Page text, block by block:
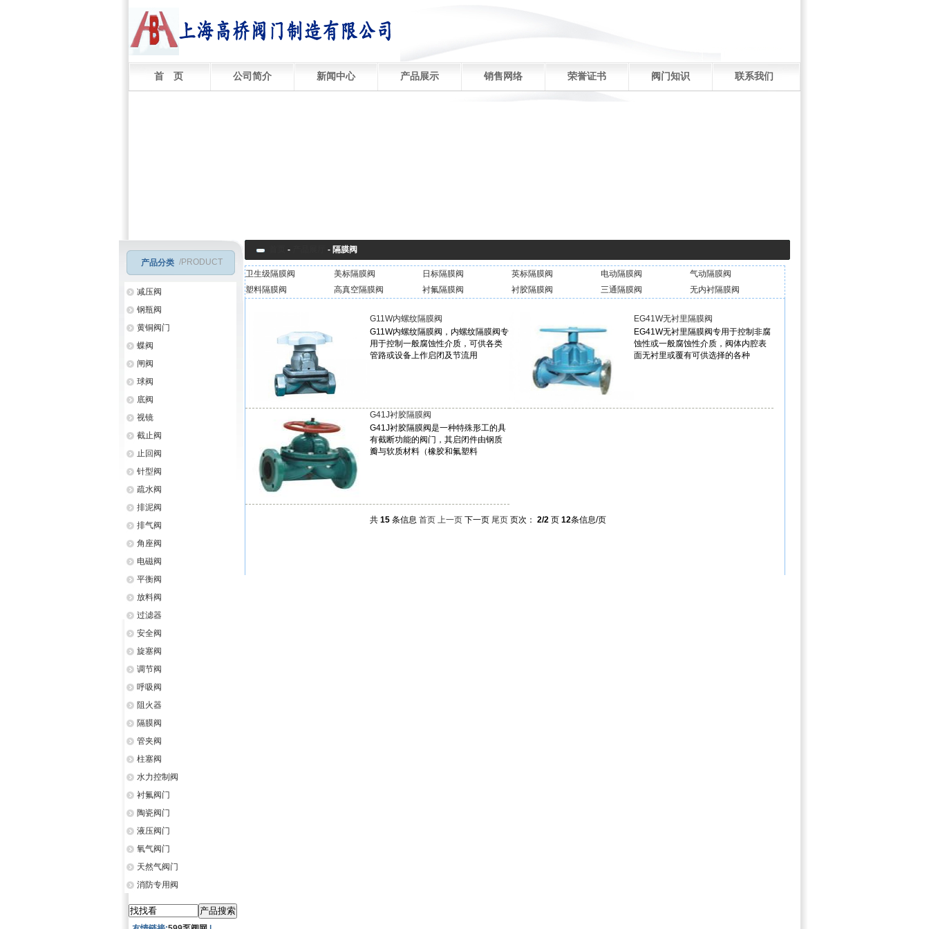
首 页 公司简介 新闻中心 产品展示 销售网络 荣誉证书 阀门知识 联系我们
产品分类 /PRODUCT
减压阀
钢瓶阀
黄铜阀门
蝶阀
闸阀
球阀
底阀
视镜
截止阀
止回阀
针型阀
疏水阀
排泥阀
排气阀
角座阀
电磁阀
平衡阀
放料阀
过滤器
安全阀
旋塞阀
调节阀
呼吸阀
阻火器
隔膜阀
管夹阀
柱塞阀
水力控制阀
衬氟阀门
陶瓷阀门
液压阀门
氧气阀门
天然气阀门
消防专用阀
- - 隔膜阀
卫生级隔膜阀 美标隔膜阀 日标隔膜阀 英标隔膜阀 电动隔膜阀
气动隔膜阀
塑料隔膜阀
高真空隔膜阀 衬氟隔膜阀 衬胶隔膜阀 三通隔膜阀 无内衬隔膜阀
G11W内螺纹隔膜阀
G11W内螺纹隔膜阀，内螺纹隔膜阀专
用于控制一般腐蚀性介质，可供各类
管路或设备上作启闭及节流用
EG41W无衬里隔膜阀
EG41W无衬里隔膜阀专用于控制非腐
蚀性或一般腐蚀性介质，阀体内腔表
面无衬里或覆有可供选择的各种
G41J衬胶隔膜阀
G41J衬胶隔膜阀是一种特殊形工的具
有截断功能的阀门，其启闭件由钢质
瓣与软质材料（橡胶和氟塑料
共 15 条信息 首页 上一页 下一页 尾页 页次： 2/2 页 12条信息/页